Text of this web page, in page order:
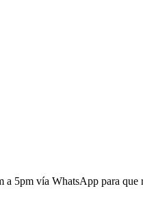
5pm vía WhatsApp para que